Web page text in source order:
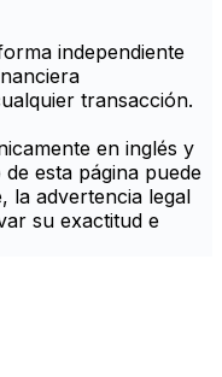
independiente
transacción.
en inglés y
esta página puede
la advertencia legal
su exactitud e